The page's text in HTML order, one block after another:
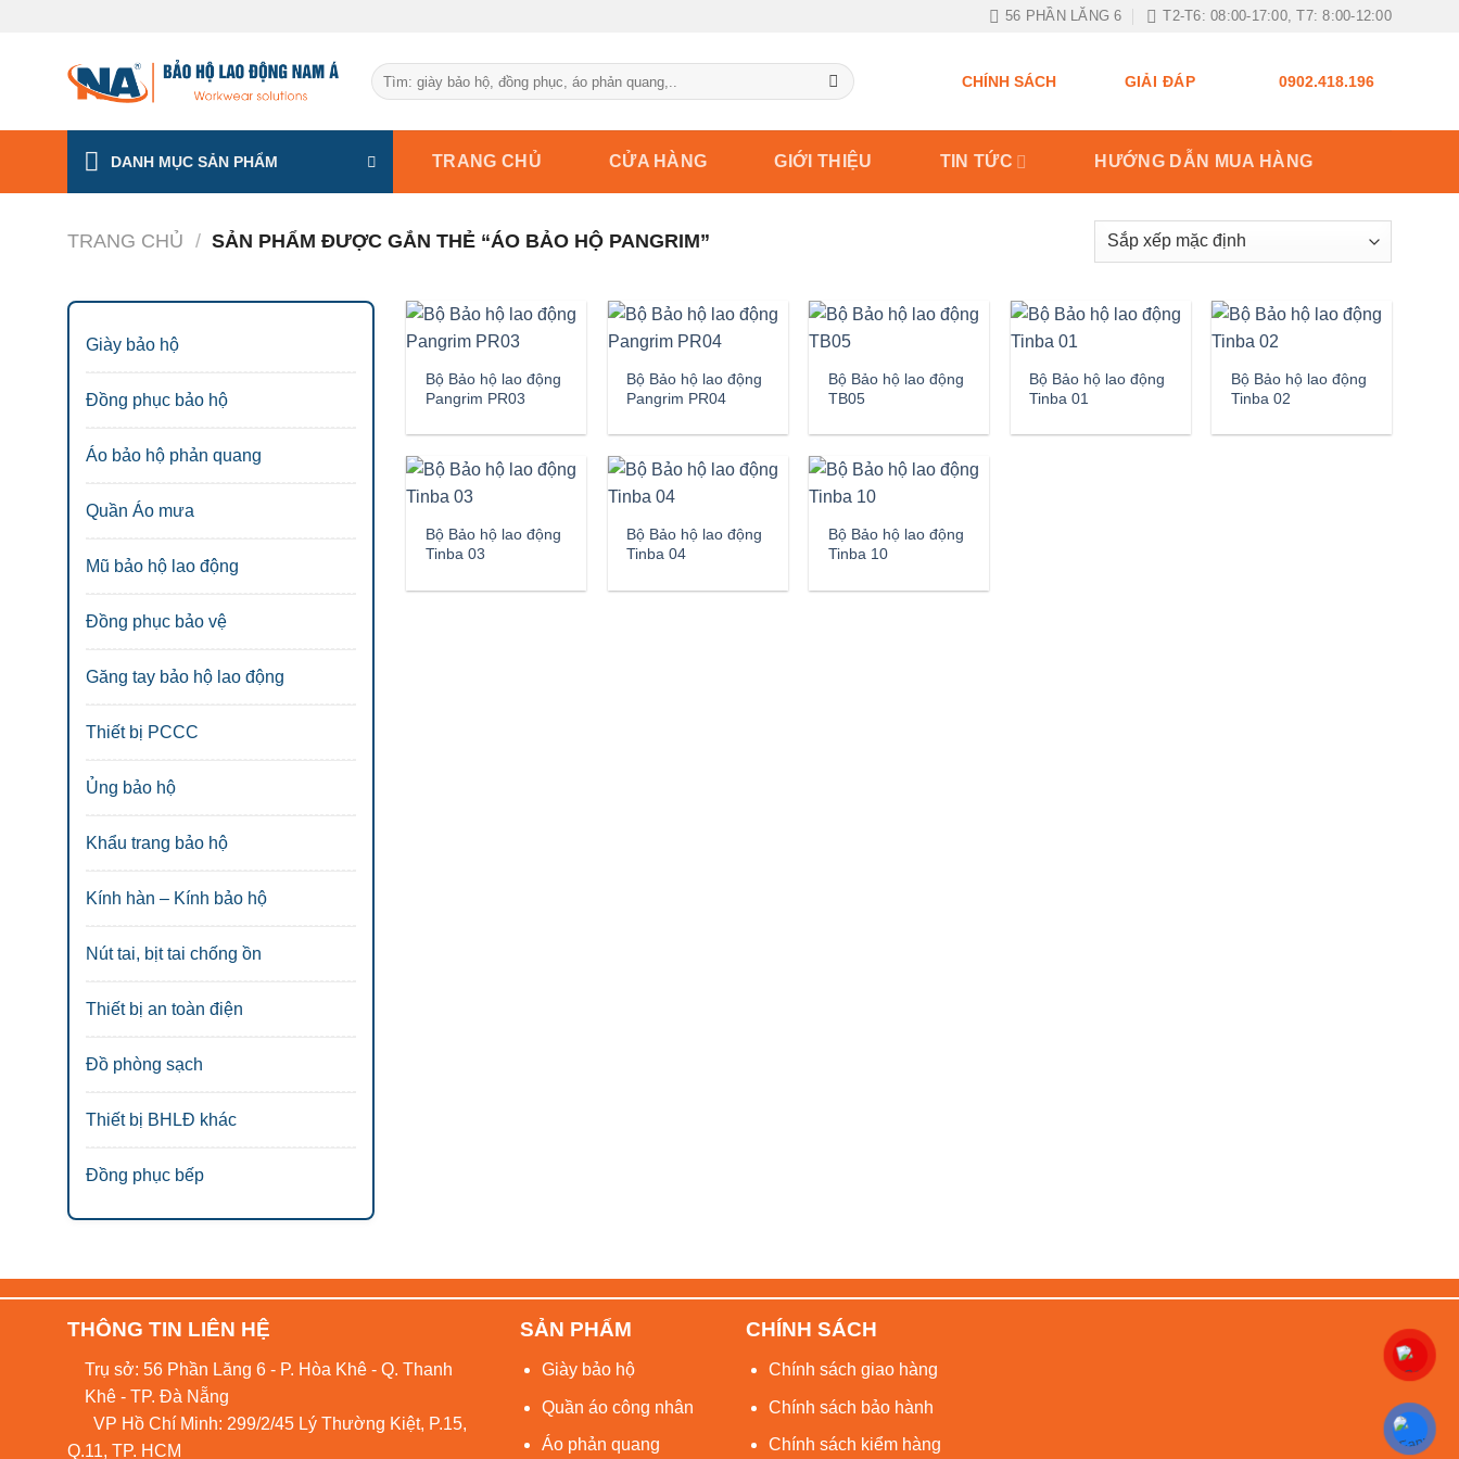
56 PHẦN LĂNG 6 T2-T6: 08:00-17:00, T7: 8:00-12:00
Tìm
kiếm:
CHÍNH SÁCH GIẢI ĐÁP 0902.418.196
DANH MỤC SẢN PHẨM TRANG CHỦ CỬA HÀNG GIỚI THIỆU TIN TỨC HƯỚNG DẪN MUA HÀNG
TRANG CHỦ / SẢN PHẨM ĐƯỢC GẮN THẺ “ÁO BẢO HỘ PANGRIM”
Giày bảo hộ
Đồng phục bảo hộ
Áo bảo hộ phản quang
Quần Áo mưa
Mũ bảo hộ lao động
Đồng phục bảo vệ
Găng tay bảo hộ lao động
Thiết bị PCCC
Ủng bảo hộ
Khẩu trang bảo hộ
Kính hàn – Kính bảo hộ
Nút tai, bịt tai chống ồn
Thiết bị an toàn điện
Đồ phòng sạch
Thiết bị BHLĐ khác
Đồng phục bếp
Bộ Bảo hộ lao động
Pangrim PR03
Bộ Bảo hộ lao động
Pangrim PR04
Bộ Bảo hộ lao động
TB05
Bộ Bảo hộ lao động
Tinba 01
Bộ Bảo hộ lao động
Tinba 02
Bộ Bảo hộ lao động
Tinba 03
Bộ Bảo hộ lao động
Tinba 04
Bộ Bảo hộ lao động
Tinba 10
THÔNG TIN LIÊN HỆ
Trụ sở: 56 Phần Lăng 6 - P. Hòa Khê - Q. Thanh
Khê - TP. Đà Nẵng
VP Hồ Chí Minh: 299/2/45 Lý Thường Kiệt, P.15,
Q.11, TP. HCM
SẢN PHẨM
Giày bảo hộ
Quần áo công nhân
Áo phản quang
CHÍNH SÁCH
Chính sách giao hàng
Chính sách bảo hành
Chính sách kiểm hàng